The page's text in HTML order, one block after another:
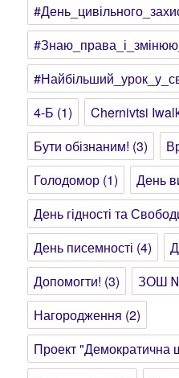
4-Б (1) Chernivtsi
Бути обізнаним! (3)
Голодомор (1) День
День гідності та
День писемності (4)
Допомогти! (3) ЗОШ
Нагородження (2)
Проект "Демократична